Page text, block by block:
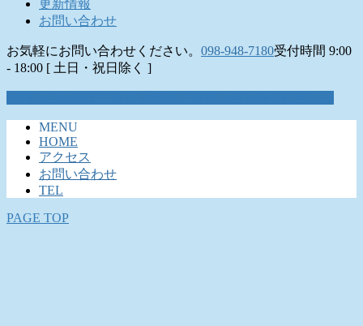
更新情報
お問い合わせ
お気軽にお問い合わせください。 098-948-7180受付時間 9:00
- 18:00 [ 土日・祝日除く ]
MENU
HOME
アクセス
お問い合わせ
TEL
PAGE TOP